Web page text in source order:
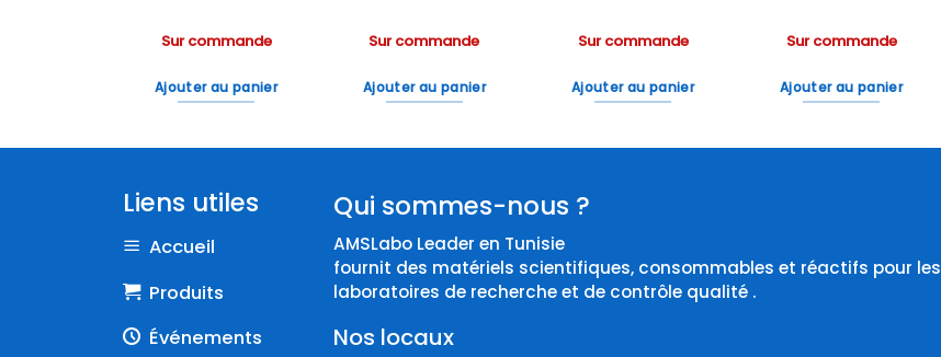
Sur commande
Ajouter au panier
Sur commande
Ajouter au panier
Sur commande
Ajouter au panier
Sur commande
Ajouter au panier
Liens utiles
Accueil
Produits
Événements
Qui sommes-nous ?
AMSLabo Leader en Tunisie
fournit des matériels scientifiques, consommables et réactifs pour les
laboratoires de recherche et de contrôle qualité .
Nos locaux